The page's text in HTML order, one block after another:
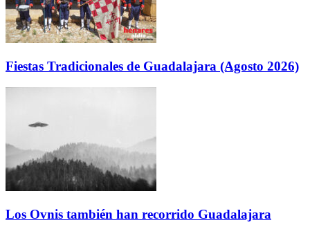
Fiestas Tradicionales de Guadalajara (Agosto 2026)
Los Ovnis también han recorrido Guadalajara